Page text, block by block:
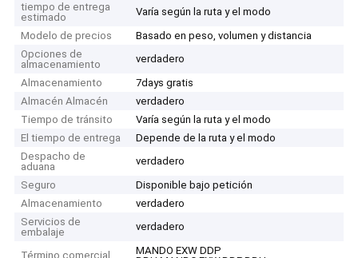
tiempo de entrega
estimado
Varía según la ruta y el modo
Modelo de precios
Basado en peso, volumen y distancia
Opciones de
almacenamiento
verdadero
Almacenamiento
7days gratis
Almacén Almacén
verdadero
Tiempo de tránsito
Varía según la ruta y el modo
El tiempo de entrega
Depende de la ruta y el modo
Despacho de
aduana
verdadero
Seguro
Disponible bajo petición
Almacenamiento
verdadero
Servicios de
embalaje
verdadero
Término comercial
MANDO EXW DDP